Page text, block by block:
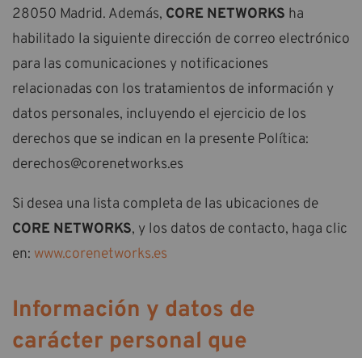
28050 Madrid. Además, CORE NETWORKS ha
habilitado la siguiente dirección de correo electrónico
para las comunicaciones y notificaciones
relacionadas con los tratamientos de información y
datos personales, incluyendo el ejercicio de los
derechos que se indican en la presente Política:
derechos@corenetworks.es
Si desea una lista completa de las ubicaciones de
CORE NETWORKS, y los datos de contacto, haga clic
en: www.corenetworks.es
Información y datos de
carácter personal que